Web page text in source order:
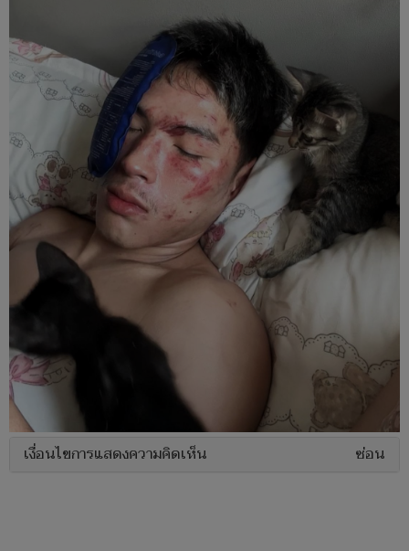
เงื่อนไขการแสดงความคิดเห็น ซ่อน